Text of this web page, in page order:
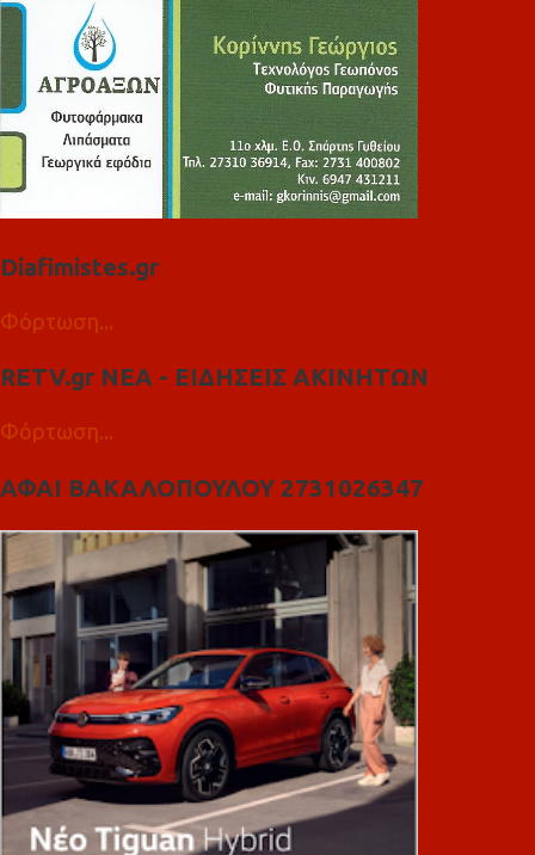
Diafimistes.gr
Φόρτωση...
RETV.gr ΝΕΑ - ΕΙΔΗΣΕΙΣ ΑΚΙΝΗΤΩΝ
Φόρτωση...
ΑΦΑΙ ΒΑΚΑΛΟΠΟΥΛΟΥ 2731026347